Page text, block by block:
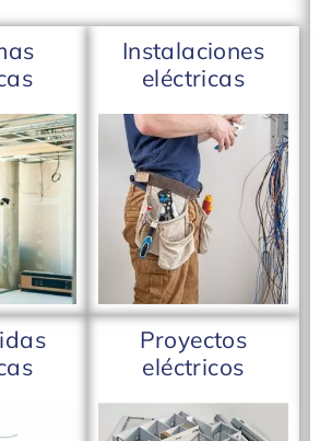
Instalaciones
eléctricas
Proyectos
eléctricos